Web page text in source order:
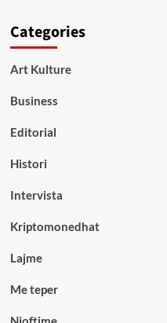
Categories
Art Kulture
Business
Editorial
Histori
Intervista
Kriptomonedhat
Lajme
Me teper